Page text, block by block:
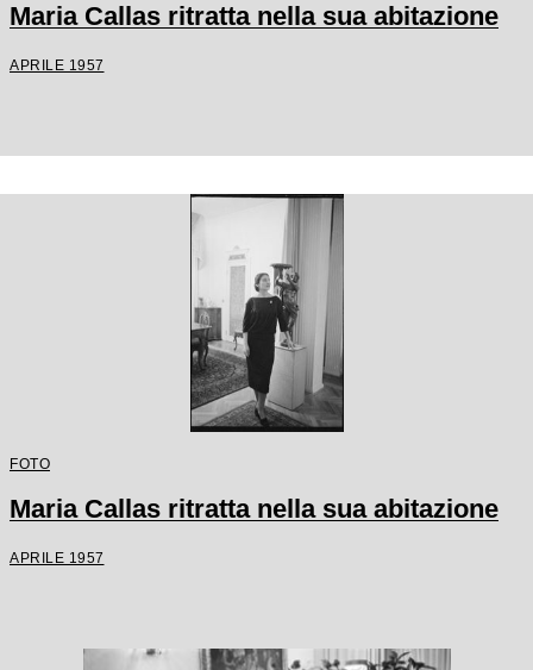
Maria Callas ritratta nella sua abitazione
APRILE 1957
FOTO
Maria Callas ritratta nella sua abitazione
APRILE 1957